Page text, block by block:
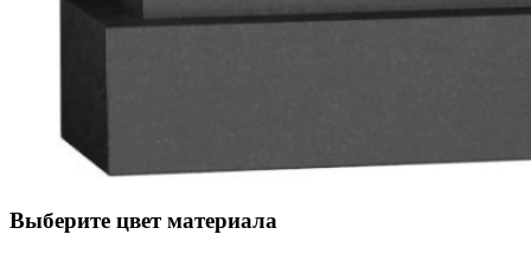
Выберите цвет материала